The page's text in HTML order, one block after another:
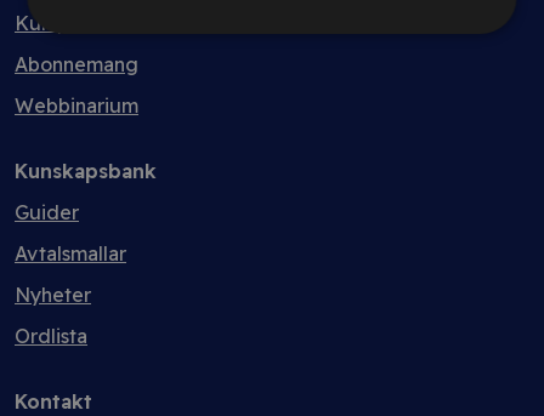
Kurspaket
Abonnemang
Webbinarium
Kunskapsbank
Guider
Avtalsmallar
Nyheter
Ordlista
Kontakt